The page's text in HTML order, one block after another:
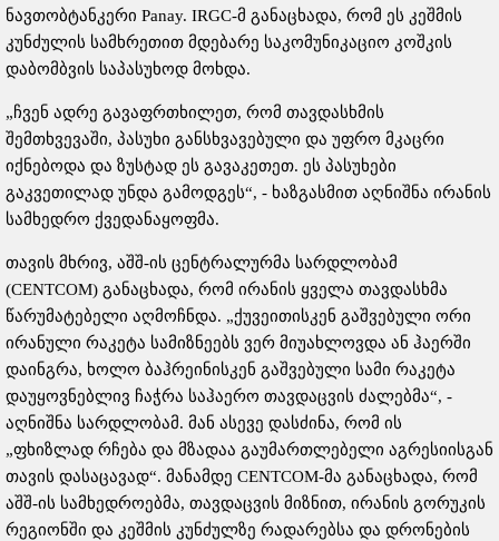
ნავთობტანკერი Panay. IRGC-მ განაცხადა, რომ ეს კეშმის
კუნძულის სამხრეთით მდებარე საკომუნიკაციო კოშკის
დაბომბვის საპასუხოდ მოხდა.
„ჩვენ ადრე გავაფრთხილეთ, რომ თავდასხმის
შემთხვევაში, პასუხი განსხვავებული და უფრო მკაცრი
იქნებოდა და ზუსტად ეს გავაკეთეთ. ეს პასუხები
გაკვეთილად უნდა გამოდგეს“, - ხაზგასმით აღნიშნა ირანის
სამხედრო ქვედანაყოფმა.
თავის მხრივ, აშშ-ის ცენტრალურმა სარდლობამ
(CENTCOM) განაცხადა, რომ ირანის ყველა თავდასხმა
წარუმატებელი აღმოჩნდა. „ქუვეითისკენ გაშვებული ორი
ირანული რაკეტა სამიზნეებს ვერ მიუახლოვდა ან ჰაერში
დაინგრა, ხოლო ბაჰრეინისკენ გაშვებული სამი რაკეტა
დაუყოვნებლივ ჩაჭრა საჰაერო თავდაცვის ძალებმა“, -
აღნიშნა სარდლობამ. მან ასევე დასძინა, რომ ის
„ფხიზლად რჩება და მზადაა გაუმართლებელი აგრესიისგან
თავის დასაცავად“. მანამდე CENTCOM-მა განაცხადა, რომ
აშშ-ის სამხედროებმა, თავდაცვის მიზნით, ირანის გორუკის
რეგიონში და კეშმის კუნძულზე რადარებსა და დრონების